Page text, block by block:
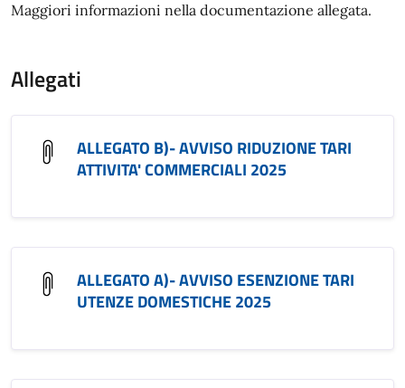
Maggiori informazioni nella documentazione allegata.
Allegati
ALLEGATO B)- AVVISO RIDUZIONE TARI
ATTIVITA' COMMERCIALI 2025
ALLEGATO A)- AVVISO ESENZIONE TARI
UTENZE DOMESTICHE 2025